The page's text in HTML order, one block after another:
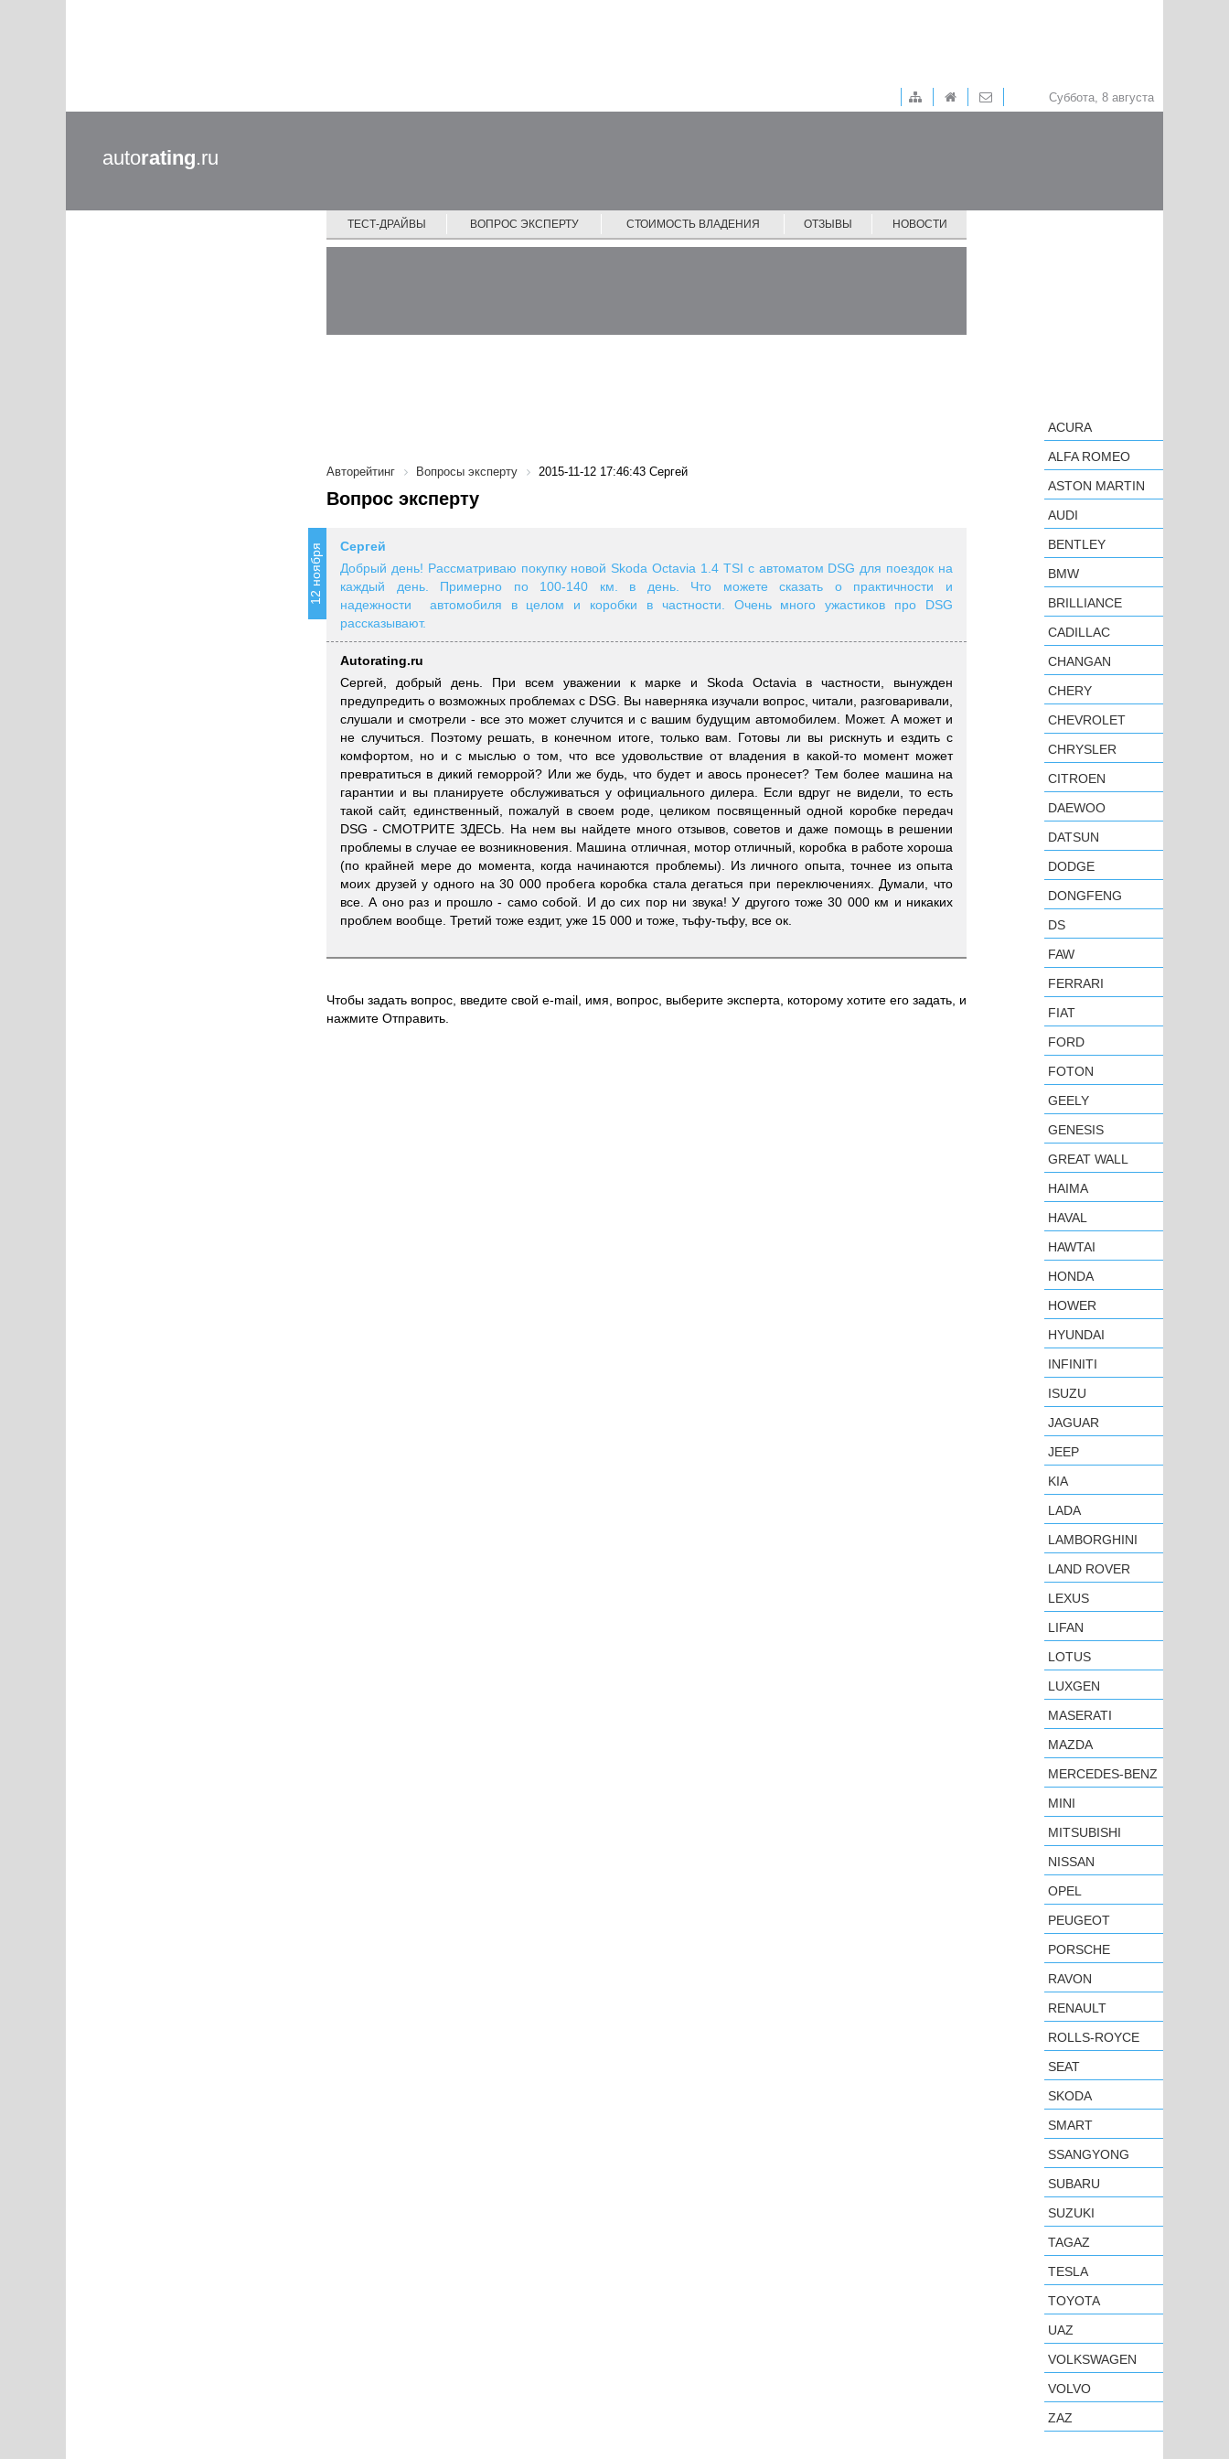
Суббота, 8 августа
autorating.ru
ТЕСТ-ДРАЙВЫ ВОПРОС ЭКСПЕРТУ СТОИМОСТЬ ВЛАДЕНИЯ ОТЗЫВЫ НОВОСТИ
Авторейтинг Вопросы эксперту 2015-11-12 17:46:43 Сергей
Вопрос эксперту
12 ноября
Сергей
Добрый день! Рассматриваю покупку новой Skoda Octavia 1.4 TSI c автоматом DSG для поездок на
каждый день. Примерно по 100-140 км. в день. Что можете сказать о практичности и
надежности автомобиля в целом и коробки в частности. Очень много ужастиков про DSG
рассказывают.
Autorating.ru
Сергей, добрый день. При всем уважении к марке и Skoda Octavia в частности, вынужден
предупредить о возможных проблемах с DSG. Вы наверняка изучали вопрос, читали, разговаривали,
слушали и смотрели - все это может случится и с вашим будущим автомобилем. Может. А может и
не случиться. Поэтому решать, в конечном итоге, только вам. Готовы ли вы рискнуть и ездить с
комфортом, но и с мыслью о том, что все удовольствие от владения в какой-то момент может
превратиться в дикий геморрой? Или же будь, что будет и авось пронесет? Тем более машина на
гарантии и вы планируете обслуживаться у официального дилера. Если вдруг не видели, то есть
такой сайт, единственный, пожалуй в своем роде, целиком посвященный одной коробке передач
DSG - СМОТРИТЕ ЗДЕСЬ. На нем вы найдете много отзывов, советов и даже помощь в решении
проблемы в случае ее возникновения. Машина отличная, мотор отличный, коробка в работе хороша
(по крайней мере до момента, когда начинаются проблемы). Из личного опыта, точнее из опыта
моих друзей у одного на 30 000 пробега коробка стала дегаться при переключениях. Думали, что
все. А оно раз и прошло - само собой. И до сих пор ни звука! У другого тоже 30 000 км и никаких
проблем вообще. Третий тоже ездит, уже 15 000 и тоже, тьфу-тьфу, все ок.
Чтобы задать вопрос, введите свой e-mail, имя, вопрос, выберите эксперта, которому хотите его задать, и
нажмите Отправить.
ACURA
ALFA ROMEO
ASTON MARTIN
AUDI
BENTLEY
BMW
BRILLIANCE
CADILLAC
CHANGAN
CHERY
CHEVROLET
CHRYSLER
CITROEN
DAEWOO
DATSUN
DODGE
DONGFENG
DS
FAW
FERRARI
FIAT
FORD
FOTON
GEELY
GENESIS
GREAT WALL
HAIMA
HAVAL
HAWTAI
HONDA
HOWER
HYUNDAI
INFINITI
ISUZU
JAGUAR
JEEP
KIA
LADA
LAMBORGHINI
LAND ROVER
LEXUS
LIFAN
LOTUS
LUXGEN
MASERATI
MAZDA
MERCEDES-BENZ
MINI
MITSUBISHI
NISSAN
OPEL
PEUGEOT
PORSCHE
RAVON
RENAULT
ROLLS-ROYCE
SEAT
SKODA
SMART
SSANGYONG
SUBARU
SUZUKI
TAGAZ
TESLA
TOYOTA
UAZ
VOLKSWAGEN
VOLVO
ZAZ